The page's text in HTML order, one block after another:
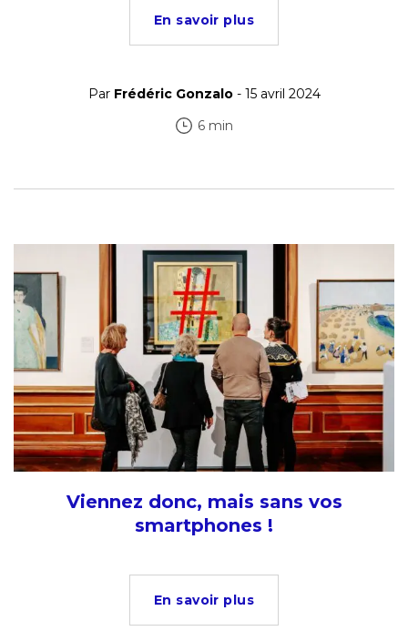
En savoir plus
Par Frédéric Gonzalo- 15 avril 2024
6 min
Viennez donc, mais sans vos
smartphones !
En savoir plus